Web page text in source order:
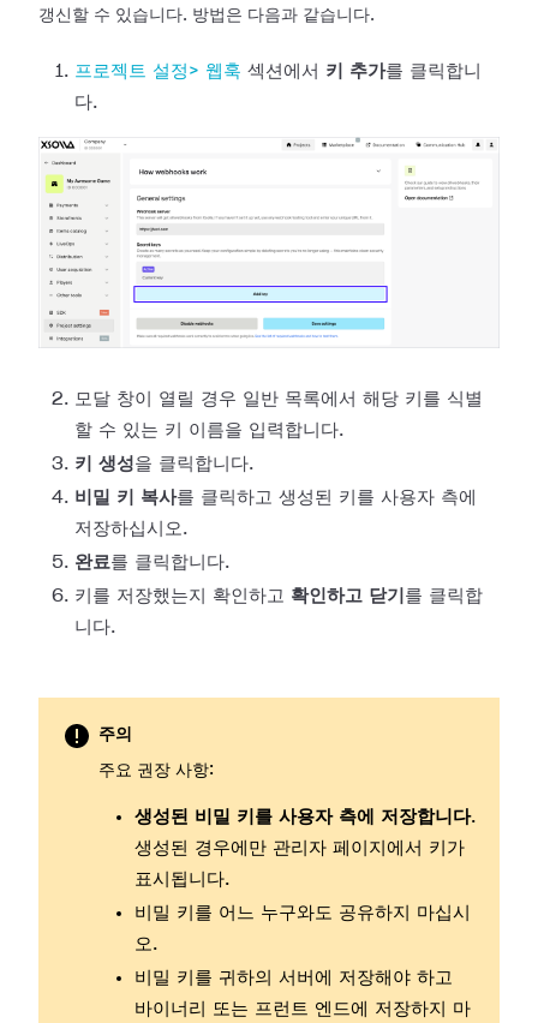
갱신할 수 있습니다. 방법은 다음과 같습니다.
프로젝트 설정> 웹훅 섹션에서 키 추가를 클릭합니
다.
모달 창이 열릴 경우 일반 목록에서 해당 키를 식별
할 수 있는 키 이름을 입력합니다.
키 생성을 클릭합니다.
비밀 키 복사를 클릭하고 생성된 키를 사용자 측에
저장하십시오.
완료를 클릭합니다.
키를 저장했는지 확인하고 확인하고 닫기 를 클릭합
니다.
주의
주요 권장 사항:
생성된 비밀 키를 사용자 측에 저장합니다.
생성된 경우에만 관리자 페이지에서 키가
표시됩니다.
비밀 키를 어느 누구와도 공유하지 마십시
오.
비밀 키를 귀하의 서버에 저장해야 하고
바이너리 또는 프런트 엔드에 저장하지 마